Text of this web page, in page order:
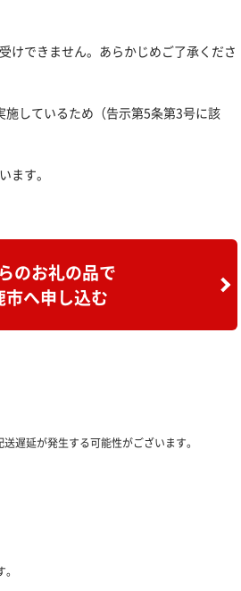
けできません。あらかじめご了承くださ
しているため（告示第5条第3号に該
ます。
のお礼の品で
市へ申し込む
遅延が発生する可能性がございます。